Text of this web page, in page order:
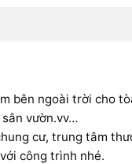
bên ngoài trời cho
vườn.vv…
cư, trung tâm
công trình nhé.